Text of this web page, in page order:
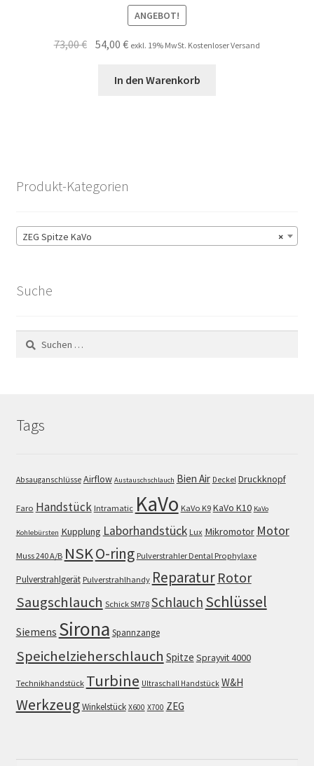
ANGEBOT!
73,00€ Ursprünglicher
54,00€Aktueller
ist:
exkl. 19% MwSt. Kostenloser Versand
In den Warenkorb
Produkt-Kategorien
×
ZEG Spitze KaVo
Suche
Suchen
nach:
Tags
Absauganschlüsse Airflow Austauschschlauch Bien Air Deckel Druckknopf
Faro Handstück Intramatic KaVo KaVo K9 KaVo K10 KaVo
Kohlebürsten Kupplung Laborhandstück Lux Mikromotor Motor
Muss 240 A/B NSKO-ring Pulverstrahler Dental Prophylaxe
Pulverstrahlgerät Pulverstrahlhandy Reparatur Rotor
Saugschlauch Schick SM78 Schlauch Schlüssel
Siemens Sirona Spannzange
Speichelzieherschlauch Spitze Sprayvit 4000
Technikhandstück Turbine Ultraschall Handstück W&H
WerkzeugWinkelstück X600 X700 ZEG